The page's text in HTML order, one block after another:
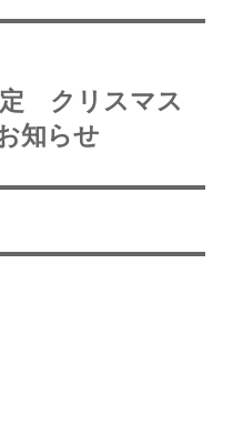
定 クリスマス
知らせ